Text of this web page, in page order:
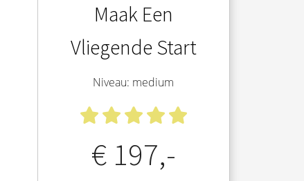
Maak Een
Vliegende Start
Niveau: medium
€ 197,-